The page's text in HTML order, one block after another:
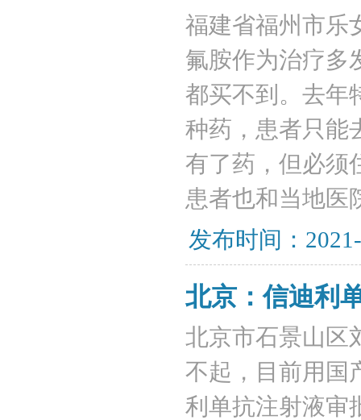
福建省福州市乐
氟胺作为治疗多
都买不到。去年
种药，患者只能
有了药，但必须
患者也和当地医
发布时间：
北京：信迪利
北京市石景山区
不起，目前用国
利单抗注射液审